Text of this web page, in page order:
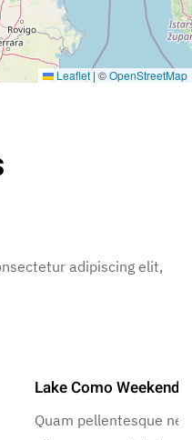
Leaflet | ©OpenStreetMap
adipiscing elit,
Lake Como Weekend
Quam pellentesque